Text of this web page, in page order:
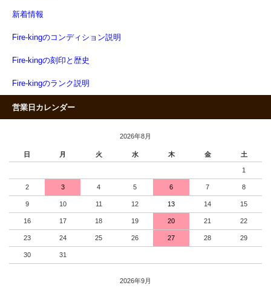
新着情報
Fire-kingのコンディション説明
Fire-kingの刻印と歴史
Fire-kingのランク説明
営業日カレンダー
2026年8月
日 月 火 水 木 金 土
1
2 3 4 5 6 7 8
9 10 11 12 13 14 15
16 17 18 19 20 21 22
23 24 25 26 27 28 29
30 31
2026年9月